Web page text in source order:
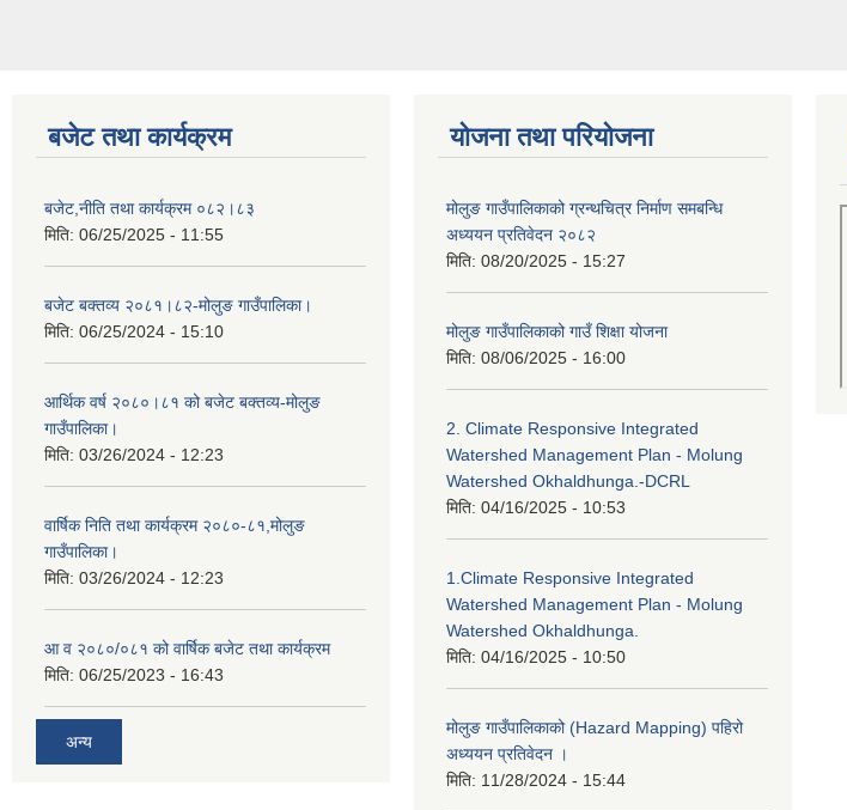
बजेट तथा कार्यक्रम
बजेट,नीति तथा कार्यक्रम ०८२।८३
मिति: 06/25/2025 - 11:55
बजेट बक्तव्य २०८१।८२-मोलुङ गाउँपालिका।
मिति: 06/25/2024 - 15:10
आर्थिक वर्ष २०८०।८१ को बजेट बक्तव्य-मोलुङ
गाउँपालिका।
मिति: 03/26/2024 - 12:23
वार्षिक निति तथा कार्यक्रम २०८०-८१,मोलुङ
गाउँपालिका।
मिति: 03/26/2024 - 12:23
आ व २०८०/०८१ को वार्षिक बजेट तथा कार्यक्रम
मिति: 06/25/2023 - 16:43
अन्य
योजना तथा परियोजना
मोलुङ गाउँपालिकाको ग्रन्थचित्र निर्माण समबन्धि
अध्ययन प्रतिवेदन २०८२
मिति: 08/20/2025 - 15:27
मोलुङ गाउँपालिकाको गाउँ शिक्षा योजना
मिति: 08/06/2025 - 16:00
2. Climate Responsive Integrated
Watershed Management Plan - Molung
Watershed Okhaldhunga.-DCRL
मिति: 04/16/2025 - 10:53
1.Climate Responsive Integrated
Watershed Management Plan - Molung
Watershed Okhaldhunga.
मिति: 04/16/2025 - 10:50
मोलुङ गाउँपालिकाको (Hazard Mapping) पहिरो
अध्ययन प्रतिवेदन ।
मिति: 11/28/2024 - 15:44